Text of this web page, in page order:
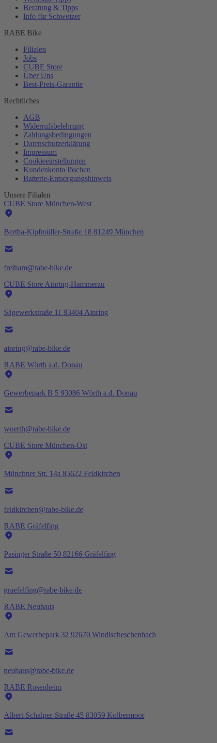
Beratung & Tipps
Info für Schweizer
RABE Bike
Filialen
Jobs
CUBE Store
Über Uns
Best-Preis-Garantie
Rechtliches
AGB
Widerrufsbelehrung
Zahlungsbedingungen
Datenschutzerklärung
Impressum
Cookieeinstellungen
Kundenkonto löschen
Batterie-Entsorgungshinweis
Unsere Filialen
CUBE Store München-West
Bertha-Kipfmüller-Straße 18 81249 München
freiham@rabe-bike.de
CUBE Store Ainring-Hammerau
Sägewerkstraße 11 83404 Ainring
ainring@rabe-bike.de
RABE Wörth a.d. Donau
Gewerbepark B 5 93086 Wörth a.d. Donau
woerth@rabe-bike.de
CUBE Store München-Ost
Münchner Str. 14a 85622 Feldkirchen
feldkirchen@rabe-bike.de
RABE Gräfelfing
Pasinger Straße 50 82166 Gräfelfing
graefelfing@rabe-bike.de
RABE Neuhaus
Am Gewerbepark 32 92670 Windischeschenbach
neuhaus@rabe-bike.de
RABE Rosenheim
Albert-Schalper-Straße 45 83059 Kolbermoor